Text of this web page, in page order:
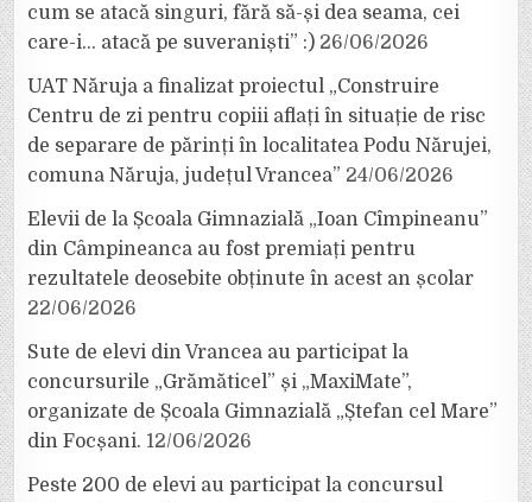
cum se atacă singuri, fără să-și dea seama, cei
care-i… atacă pe suveraniști” :) 26/06/2026
UAT Năruja a finalizat proiectul „Construire
Centru de zi pentru copiii aflați în situație de risc
de separare de părinți în localitatea Podu Nărujei,
comuna Năruja, județul Vrancea” 24/06/2026
Elevii de la Școala Gimnazială „Ioan Cîmpineanu”
din Câmpineanca au fost premiați pentru
rezultatele deosebite obținute în acest an școlar
22/06/2026
Sute de elevi din Vrancea au participat la
concursurile „Grămăticel” și „MaxiMate”,
organizate de Școala Gimnazială „Ștefan cel Mare”
din Focșani. 12/06/2026
Peste 200 de elevi au participat la concursul